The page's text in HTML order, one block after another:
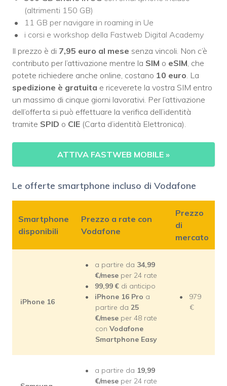
(altrimenti 150 GB)
11 GB per navigare in roaming in Ue
i corsi e workshop della Fastweb Digital Academy
Il prezzo è di 7,95 euro al mese senza vincoli. Non c’è
contributo per l’attivazione mentre la SIM o eSIM, che
potete richiedere anche online, costano 10 euro. La
spedizione è gratuita e riceverete la vostra SIM entro
un massimo di cinque giorni lavorativi. Per l’attivazione
dell’offerta si può effettuare la verifica dell’identità
tramite SPID o CIE (Carta d’identità Elettronica).
ATTIVA FASTWEB MOBILE »
Le offerte smartphone incluso di Vodafone
Smartphone
disponibili
Prezzo a rate con
Vodafone
Prezzo
di
mercato
iPhone 16
a partire da 34,99
€/mese per 24 rate
99,99 € di anticipo
iPhone 16 Pro a
partire da 25
€/mese per 48 rate
con Vodafone
Smartphone Easy
979
€
a partire da 19,99
€/mese per 24 rate